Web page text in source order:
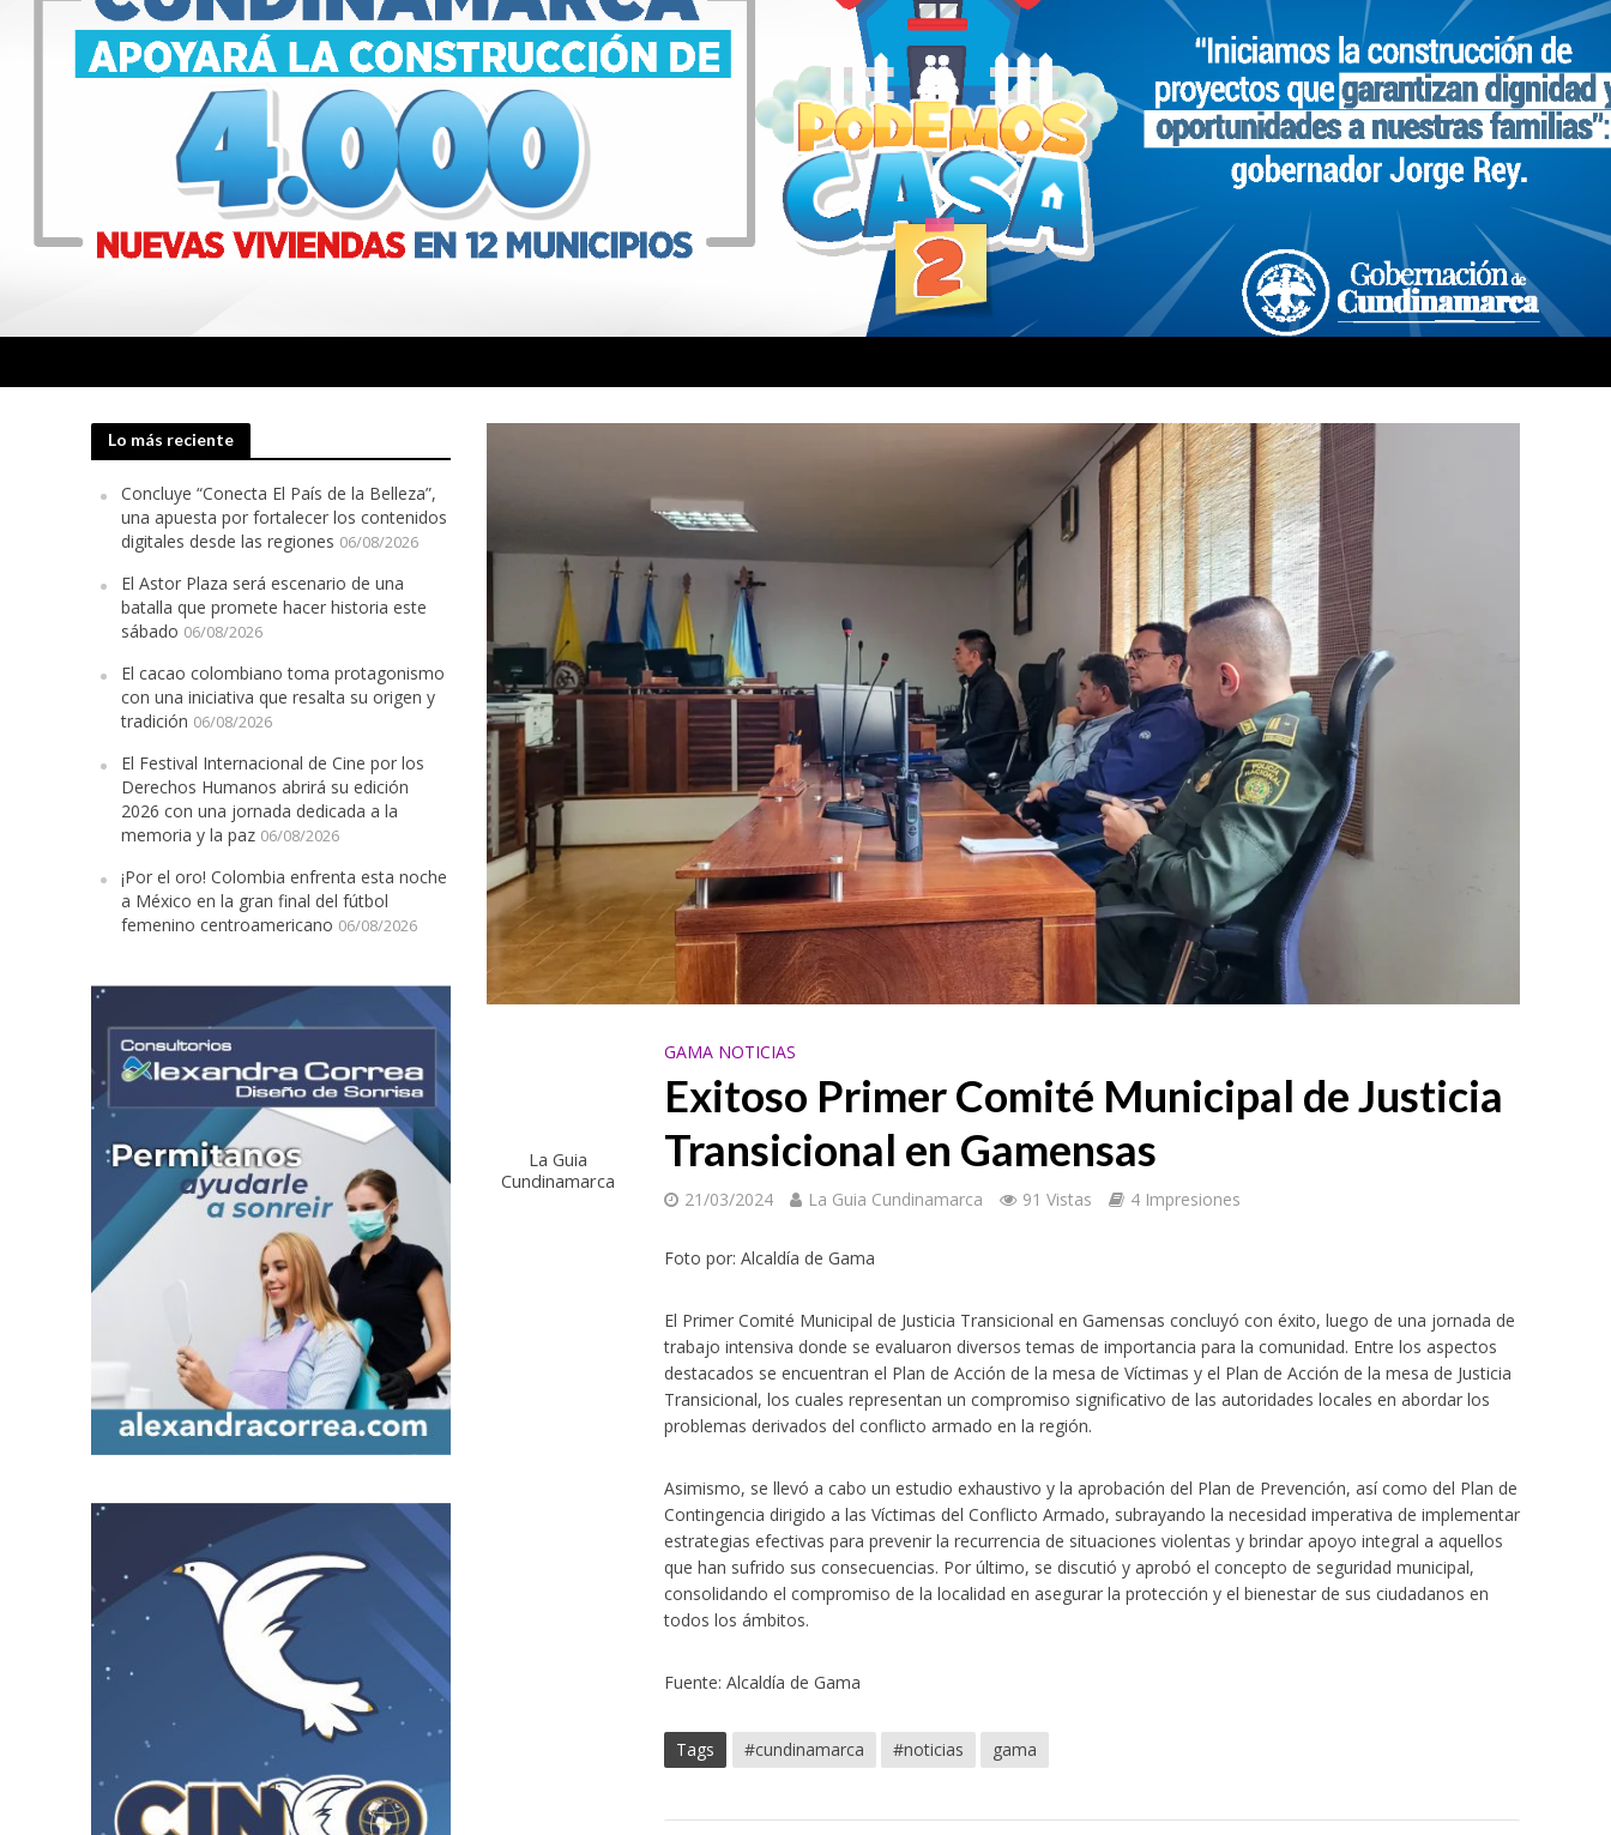
Lo más reciente
Concluye “Conecta El País de la Belleza”,
una apuesta por fortalecer los contenidos
digitales desde las regiones 06/08/2026
El Astor Plaza será escenario de una
batalla que promete hacer historia este
sábado 06/08/2026
El cacao colombiano toma protagonismo
con una iniciativa que resalta su origen y
tradición 06/08/2026
El Festival Internacional de Cine por los
Derechos Humanos abrirá su edición
2026 con una jornada dedicada a la
memoria y la paz 06/08/2026
¡Por el oro! Colombia enfrenta esta noche
a México en la gran final del fútbol
femenino centroamericano 06/08/2026
La Guia
Cundinamarca
GAMA NOTICIAS
Exitoso Primer Comité Municipal de Justicia
Transicional en Gamensas
21/03/2024 La Guia Cundinamarca 91 Vistas 4 Impresiones
Foto por: Alcaldía de Gama
El Primer Comité Municipal de Justicia Transicional en Gamensas concluyó con éxito, luego de una jornada de
trabajo intensiva donde se evaluaron diversos temas de importancia para la comunidad. Entre los aspectos
destacados se encuentran el Plan de Acción de la mesa de Víctimas y el Plan de Acción de la mesa de Justicia
Transicional, los cuales representan un compromiso significativo de las autoridades locales en abordar los
problemas derivados del conflicto armado en la región.
Asimismo, se llevó a cabo un estudio exhaustivo y la aprobación del Plan de Prevención, así como del Plan de
Contingencia dirigido a las Víctimas del Conflicto Armado, subrayando la necesidad imperativa de implementar
estrategias efectivas para prevenir la recurrencia de situaciones violentas y brindar apoyo integral a aquellos
que han sufrido sus consecuencias. Por último, se discutió y aprobó el concepto de seguridad municipal,
consolidando el compromiso de la localidad en asegurar la protección y el bienestar de sus ciudadanos en
todos los ámbitos.
Fuente: Alcaldía de Gama
Tags #cundinamarca #noticias gama